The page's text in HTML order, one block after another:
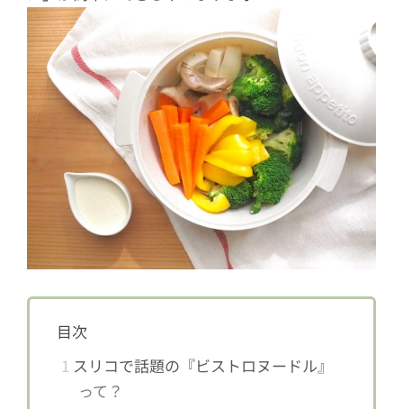
目次
1 スリコで話題の『ビストロヌードル』
って？